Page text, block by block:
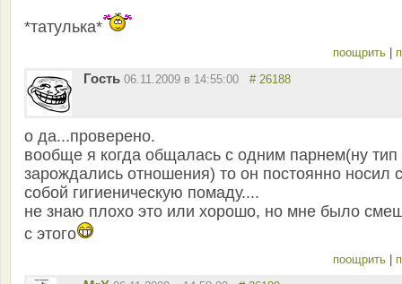
*татулька*
поощрить
Гость 06.11.2009 в 14:55:00 # 26188
о да...проверено.
вообще я когда общалась с одним парнем(ну тип
зарождались отношения) то он постоянно носил с
собой гигиеническую помаду....
не знаю плохо это или хорошо, но мне было
с этого
поощрить